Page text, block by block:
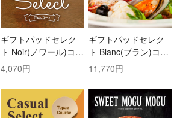
ギフトパッドセレク
ト Noir(ノワール)コー
ス
4,070円
ギフトパッドセレク
ト Blanc(ブラン)コー
ス
11,770円